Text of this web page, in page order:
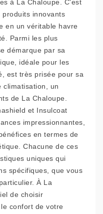
à La Chaloupe. C'est
innovants
en un véritable havre
Parmi les plus
démarque par sa
idéale pour les
est très prisée pour sa
climatisation, un
de La Chaloupe.
et Insulcoat
impressionnantes,
en termes de
Chacune de ces
uniques qui
spécifiques, que vous
À La
de choisir
confort de votre